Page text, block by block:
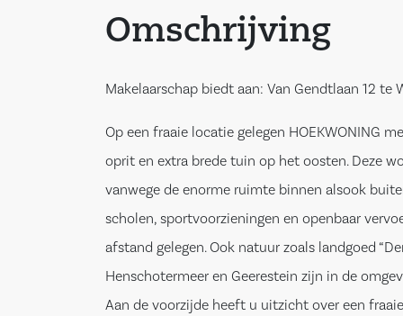
Omschrijving
Makelaarschap biedt aan: Van Gendtlaan 12 te
Op een fraaie locatie gelegen HOEKWONING
oprit en extra brede tuin op het oosten. Deze
vanwege de enorme ruimte binnen alsook
scholen, sportvoorzieningen en openbaar
afstand gelegen. Ook natuur zoals landgoed
Henschotermeer en Geerestein zijn in de
Aan de voorzijde heeft u uitzicht over een